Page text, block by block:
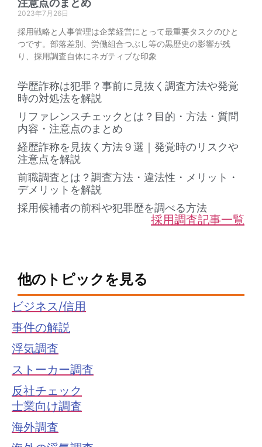
注意点のまとめ
2023年7月26日
採用戦略と人事管理は企業経営にとって最重要タスクのひと
つです。部落差別、労働組合つぶし等の黒歴史の影響が残
り、採用調査自体にネガティブな印象
学歴詐称は犯罪？事前に見抜く調査方法や発覚
時の対処法を解説
リファレンスチェックとは？目的・方法・質問
内容・注意点のまとめ
経歴詐称を見抜く方法９選｜発覚時のリスクや
注意点を解説
前職調査とは？調査方法・違法性・メリット・
デメリットを解説
採用候補者の前科や犯罪歴を調べる方法
採用調査記事一覧
他のトピックを見る
ビジネス/信用
事件の解説
浮気調査
ストーカー調査
反社チェック
士業向け調査
海外調査